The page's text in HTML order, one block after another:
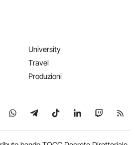
University
Travel
Produzioni
X su YouTube
Seguici su WhatsApp
Seguici su Telegram
Seguici su TikTok
Seguici su
Seguici